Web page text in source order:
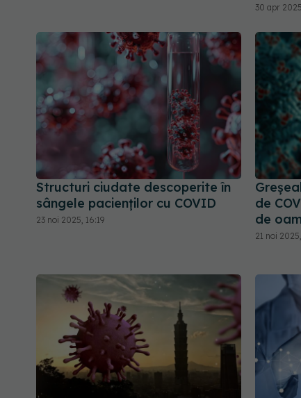
30 apr
Structuri ciudate descoperite în
sângele pacienților cu COVID
23 noi 2025, 16:19
de
de
21 noi